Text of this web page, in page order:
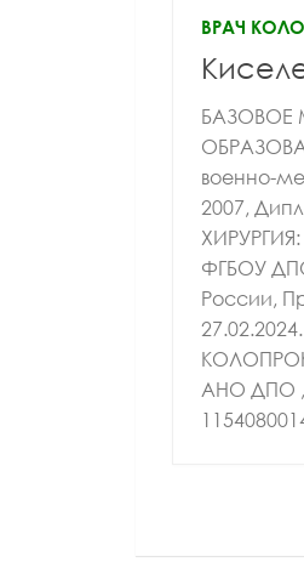
ВРАЧ
БАЗОВОЕ
военно-
2007,
ХИРУРГИЯ:
ФГБОУ
России,
27.02.2024.
АНО ДПО